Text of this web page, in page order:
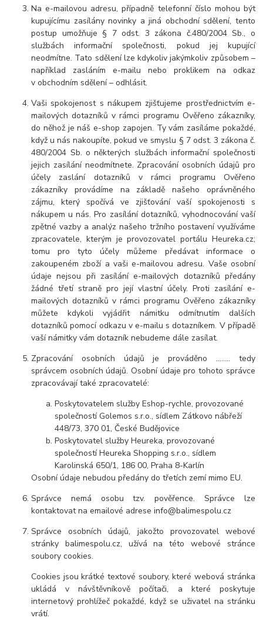
Na e-mailovou adresu, případně telefonní číslo mohou být
kupujícímu zasílány novinky a jiná obchodní sdělení, tento
postup umožňuje § 7 odst. 3 zákona č.480/2004 Sb., o
službách informační společnosti, pokud jej kupující
neodmítne. Tato sdělení lze kdykoliv jakýmkoliv způsobem –
například zasláním e-mailu nebo proklikem na odkaz
v obchodním sdělení – odhlásit.
Vaši spokojenost s nákupem zjišťujeme prostřednictvím e-
mailových dotazníků v rámci programu Ověřeno zákazníky,
do něhož je náš e-shop zapojen. Ty vám zasíláme pokaždé,
když u nás nakoupíte, pokud ve smyslu § 7 odst. 3 zákona č.
480/2004 Sb. o některých službách informační společnosti
jejich zasílání neodmítnete. Zpracování osobních údajů pro
účely zaslání dotazníků v rámci programu Ověřeno
zákazníky provádíme na základě našeho oprávněného
zájmu, který spočívá ve zjišťování vaší spokojenosti s
nákupem u nás. Pro zasílání dotazníků, vyhodnocování vaší
zpětné vazby a analýz našeho tržního postavení využíváme
zpracovatele, kterým je provozovatel portálu Heureka.cz;
tomu pro tyto účely můžeme předávat informace o
zakoupeném zboží a vaši e-mailovou adresu. Vaše osobní
údaje nejsou při zasílání e-mailových dotazníků předány
žádné třetí straně pro její vlastní účely. Proti zasílání e-
mailových dotazníků v rámci programu Ověřeno zákazníky
můžete kdykoli vyjádřit námitku odmítnutím dalších
dotazníků pomocí odkazu v e-mailu s dotazníkem. V případě
vaší námitky vám dotazník nebudeme dále zasílat.
Zpracování osobních údajů je prováděno ........ tedy
správcem osobních údajů. Osobní údaje pro tohoto správce
zpracovávají také zpracovatelé:
Poskytovatelem služby Eshop-rychle, provozované
společností Golemos s.r.o., sídlem Zátkovo nábřeží
448/73, 370 01, České Budějovice
Poskytovatel služby Heureka, provozované
společností Heureka Shopping s.r.o., sídlem
Karolinská 650/1, 186 00, Praha 8-Karlín
Osobní údaje nebudou předány do třetích zemí mimo EU.
Správce nemá osobu tzv. pověřence. Správce lze
kontaktovat na emailové adrese info@balimespolu.cz
Správce osobních údajů, jakožto provozovatel webové
stránky balimespolu.cz, užívá na této webové stránce
soubory cookies.
Cookies jsou krátké textové soubory, které webová stránka
ukládá v návštěvníkově počítači, a které poskytuje
internetový prohlížeč pokaždé, když se uživatel na stránku
vrátí.